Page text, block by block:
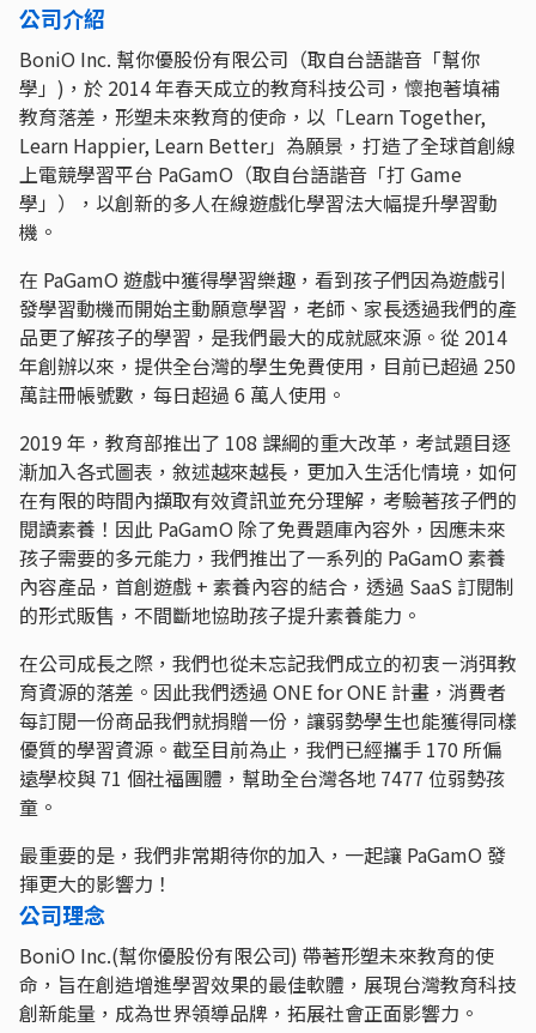
公司介紹
BoniO Inc. 幫你優股份有限公司（取自台語諧音「幫你
學」)，於 2014 年春天成立的教育科技公司，懷抱著填補
教育落差，形塑未來教育的使命，以「Learn Together,
Learn Happier, Learn Better」為願景，打造了全球首創線
上電競學習平台 PaGamO（取自台語諧音「打 Game
學」），以創新的多人在線遊戲化學習法大幅提升學習動
機。
在 PaGamO 遊戲中獲得學習樂趣，看到孩子們因為遊戲引
發學習動機而開始主動願意學習，老師、家長透過我們的產
品更了解孩子的學習，是我們最大的成就感來源。從 2014
年創辦以來，提供全台灣的學生免費使用，目前已超過 250
萬註冊帳號數，每日超過 6 萬人使用。
2019 年，教育部推出了 108 課綱的重大改革，考試題目逐
漸加入各式圖表，敘述越來越長，更加入生活化情境，如何
在有限的時間內擷取有效資訊並充分理解，考驗著孩子們的
閱讀素養！因此 PaGamO 除了免費題庫內容外，因應未來
孩子需要的多元能力，我們推出了一系列的 PaGamO 素養
內容產品，首創遊戲 + 素養內容的結合，透過 SaaS 訂閱制
的形式販售，不間斷地協助孩子提升素養能力。
在公司成長之際，我們也從未忘記我們成立的初衷ㄧ消弭教
育資源的落差。因此我們透過 ONE for ONE 計畫，消費者
每訂閱一份商品我們就捐贈一份，讓弱勢學生也能獲得同樣
優質的學習資源。截至目前為止，我們已經攜手 170 所偏
遠學校與 71 個社福團體，幫助全台灣各地 7477 位弱勢孩
童。
最重要的是，我們非常期待你的加入，一起讓 PaGamO 發
揮更大的影響力！
公司理念
BoniO Inc.(幫你優股份有限公司) 帶著形塑未來教育的使
命，旨在創造增進學習效果的最佳軟體，展現台灣教育科技
創新能量，成為世界領導品牌，拓展社會正面影響力。